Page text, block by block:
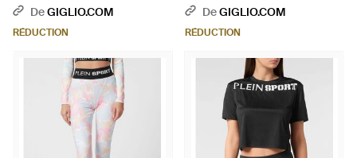
DeGIGLIO.COM
RÉDUCTION
Haut En Cuir Laminé À Clous -
Blanc
DeGIGLIO.COM
RÉDUCTION